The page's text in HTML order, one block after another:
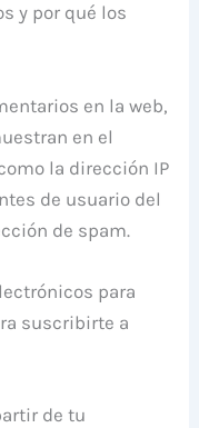
y por qué los
en la web,
en el
la dirección IP
de usuario del
de spam.
para
suscribirte a
de tu